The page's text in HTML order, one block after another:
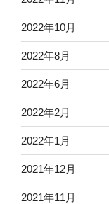
2022年10月
2022年8月
2022年6月
2022年2月
2022年1月
2021年12月
2021年11月